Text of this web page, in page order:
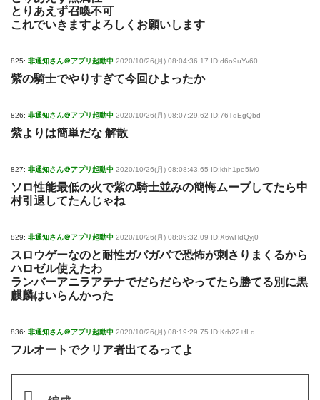
とりあえず召喚不可
これでいきますよろしくお願いします
825: 非通知さん＠アプリ起動中 2020/10/26(月) 08:04:36.17 ID:d6o9uYv60
紫の騎士でやりすぎて今回ひよったか
826: 非通知さん＠アプリ起動中 2020/10/26(月) 08:07:29.62 ID:76TqEgQbd
紫よりは簡単だな 解散
827: 非通知さん＠アプリ起動中 2020/10/26(月) 08:08:43.65 ID:khh1pe5M0
ソロ性能最低の火で紫の騎士並みの簡悔ムーブしてたら中
村引退してたんじゃね
829: 非通知さん＠アプリ起動中 2020/10/26(月) 08:09:32.09 ID:X6wHdQyj0
スロウゲーなのと耐性ガバガバで恐怖が刺さりまくるから
ハロゼル使えたわ
ランバーアニラアテナでだらだらやってたら勝てる別に黒
麒麟はいらんかった
836: 非通知さん＠アプリ起動中 2020/10/26(月) 08:19:29.75 ID:Krb22+fLd
フルオートでクリア者出てるってよ